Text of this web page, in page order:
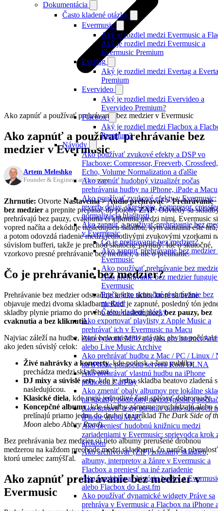
Dokumentácia
Často kladené otázky
Evermusic
Aký je rozdiel medzi Evermusic a
Aký je rozdiel medzi Evermusic a
Evermusic Premium
Evertag
Aký je rozdiel medzi Evertag a
Premium
Evervideo
Aký je rozdiel medzi Evervideo a
Evervideo Premium?
Flacbox
Aký je rozdiel medzi Flacbox a
Premium?
Návody
Ako používať zvukové efekty a DSP vo
Flacboxe: Compressor, Freeverb, Crossfeed,
Echo, Volume Normalization a ďalšie
Ako zapnúť hudobný vizualizér počas
prehrávania hudby na iPhone, iPade a Macu
Ako používať zvukové efekty v Evermusic:
reverb, delay, skreslenie, kompresor,
normalizácia hlasitosti
Ako zapnúť a používať prehrávanie bez
v Evermusic
Čo je prehrávanie bez medzier?
Ako zapnúť prehrávanie bez medzier
Evermusic
Ako používať prehrávanie bez
Ako prehrávanie bez medzier
Evermusic
Prečo je to skutočné prehrávanie bez
medzier
Často kladené otázky
Ako exportovať playlisty z Apple Music a
prehrávať ich v Evermusic na Macu
Ako vytvoriť M3U playlist pre Internet
alebo Live Music Archive
Ako prehrávať hudbu z Mac / PC / Linux /
na iPhone pomocou servera Kodi DLNA
Ako prehrávať vlastnú hudbu na iPhone
pomocou CarPlay
Ako zmeniť obaly albumov pre lokálne
na Spotify: podrobný návod (mobil a
Ako upraviť texty piesní v audio súboroch
iPhone alebo MAC
Ako preniesť hudobnú knižnicu medzi
zariadeniami v Evermusic: sprievodca krok
krokom
Ako archivovať (ZIP) zoznamy skladieb,
albumy, interpretov a žánre v Evermusic a
Flacbox a preniesť na iné zariadenie
Ako scrobblovať históriu hudby z
alebo Flacbox do Last.fm
Ako používať dynamické widgety Práve sa
prehráva v Evermusic a Flacbox na iPhone
Ako zapnúť a používať prehrávanie bez medzier v Evermusic
Ako zapnúť a používať prehrávanie bez
medzier v Evermusic
Artem Meleshko
Founder & Engineer at Everappz
Zhrnutie: Otvorte Nastavenia > Audio prehrávač > Prehrávanie
bez medzier a prepnite prepínač do polohyZAP. Odvtedy sa
prehrávajú bez pauzy, cvaknutia či kliknutia medzi nimi. Evermusic si
vopred načíta a dekóduje nasledujúcu skladbu, kým aktuálna ešte hrá,
a potom odovzdá riadenie medzi jednotlivými zvukovými vzorkami
súvislom bufferi, takže je prechod skutočne plynulý. Ide o skutočné,
vzorkovo presné prehrávanie bez medzier, a nie o prelínanie.
Čo je prehrávanie bez medzier?
Prehrávanie bez medzier odstraňuje krátke ticho, ktoré sa bežne
objavuje medzi dvoma skladbami. Keď je zapnuté, posledný tón
skladby plynie priamo do prvého tónu nasledujúcej,bez pauzy, bez
cvaknutia a bez kliknutia.
Najviac záleží na hudbe, ktorá bola masterovaná tak, aby sa počúvala
ako jeden súvislý celok:
Živé nahrávky a koncerty, kde potlesk a šum publika
prechádza medzi skladbami.
DJ mixy a súvislé sety, kde je jedna skladba beatovo zladená s
nasledujúcou.
Klasické diela, kde majú jednotlivé časti splývať dohromady.
Koncepčné albumy, kde skladby zámerne prechádzajú alebo
prelínajú priamo jedna do druhej (napríklad The Dark Side of
Moon alebo Abbey Road).
Bez prehrávania bez medzier sú tieto albumy prerušené drobnou
medzerou na každom prechode medzi skladbami, čo narúša
ktorú umelec zamýšľal.
Ako zapnúť prehrávanie bez medzier v
Evermusic